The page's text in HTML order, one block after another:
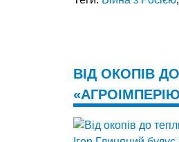
ВІД ОКОПІВ